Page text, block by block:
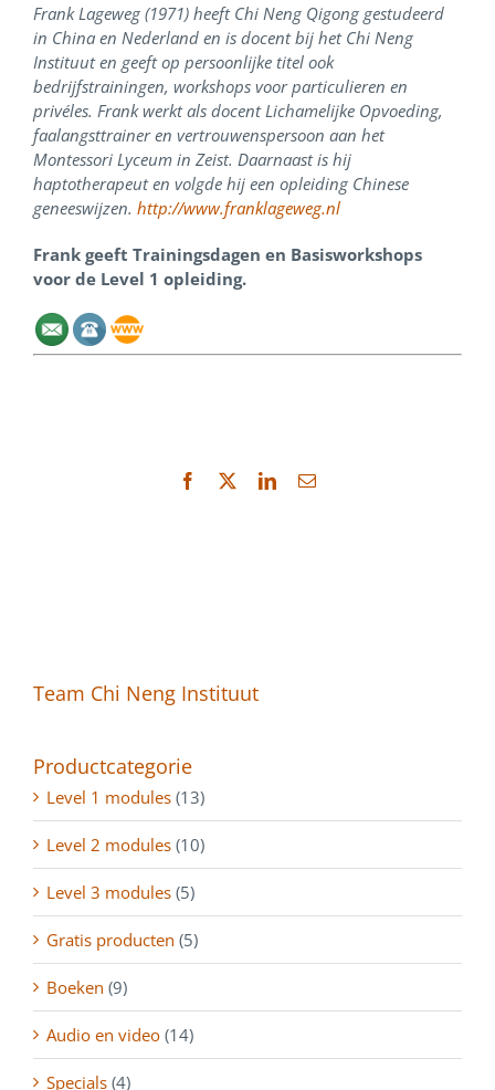
Frank Lageweg (1971) heeft Chi Neng Qigong gestudeerd
in China en Nederland en is docent bij het Chi Neng
Instituut en geeft op persoonlijke titel ook
bedrijfstrainingen, workshops voor particulieren en
privéles. Frank werkt als docent Lichamelijke Opvoeding,
faalangsttrainer en vertrouwenspersoon aan het
Montessori Lyceum in Zeist. Daarnaast is hij
haptotherapeut en volgde hij een opleiding Chinese
geneeswijzen. http://www.franklageweg.nl
Frank geeft Trainingsdagen en Basisworkshops
voor de Level 1 opleiding.
Facebook LinkedIn
E-
Team Chi Neng Instituut
Productcategorie
Level 1 modules (13)
Level 2 modules (10)
Level 3 modules (5)
Gratis producten (5)
Boeken (9)
Audio en video (14)
Specials (4)